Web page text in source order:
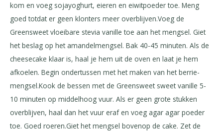
kom en voeg sojayoghurt, eieren en eiwitpoeder toe. Meng
goed totdat er geen klonters meer overblijven.Voeg de
Greensweet vloeibare stevia vanille toe aan het mengsel. Giet
het beslag op het amandelmengsel. Bak 40-45 minuten. Als de
cheesecake klaar is, haal je hem uit de oven en laat je hem
afkoelen. Begin ondertussen met het maken van het berrie-
mengsel.Kook de bessen met de Greensweet sweet vanille 5-
10 minuten op middelhoog vuur. Als er geen grote stukken
overblijven, haal dan het vuur eraf en voeg agar agar poeder
toe. Goed roeren.Giet het mengsel bovenop de cake. Zet de